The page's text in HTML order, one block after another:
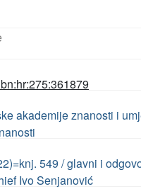
akademije znanosti i
549 / glavni i
Ivo Senjanović